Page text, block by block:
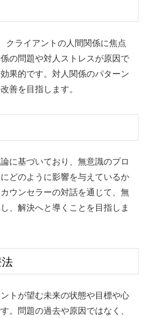
クライアントの人間関係に焦点
の問題や対人ストレスが原因で
果的です。対人関係のパターン
善を目指します。
に基づいており、無意識のプロ
どのように影響を与えているか
ウンセラーの対話を通じて、無
、解決へと導くことを目指しま
トが望む未来の状態や目標や心
。問題の過去や原因ではなく、